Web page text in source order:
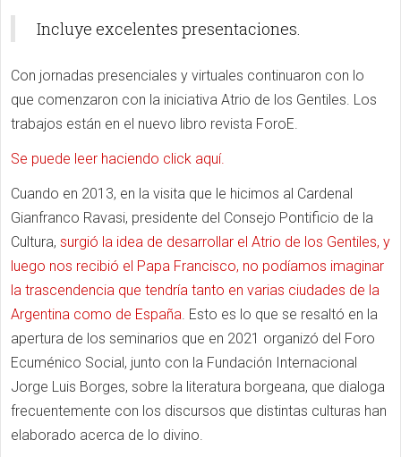
Incluye excelentes presentaciones.
Con jornadas presenciales y virtuales continuaron con lo
que comenzaron con la iniciativa Atrio de los Gentiles. Los
trabajos están en el nuevo libro revista ForoE.
Se puede leer haciendo click aquí.
Cuando en 2013, en la visita que le hicimos al Cardenal
Gianfranco Ravasi, presidente del Consejo Pontificio de la
Cultura, surgió la idea de desarrollar el Atrio de los Gentiles, y
luego nos recibió el Papa Francisco, no podíamos imaginar
la trascendencia que tendría tanto en varias ciudades de la
Argentina como de España. Esto es lo que se resaltó en la
apertura de los seminarios que en 2021 organizó del Foro
Ecuménico Social, junto con la Fundación Internacional
Jorge Luis Borges, sobre la literatura borgeana, que dialoga
frecuentemente con los discursos que distintas culturas han
elaborado acerca de lo divino.